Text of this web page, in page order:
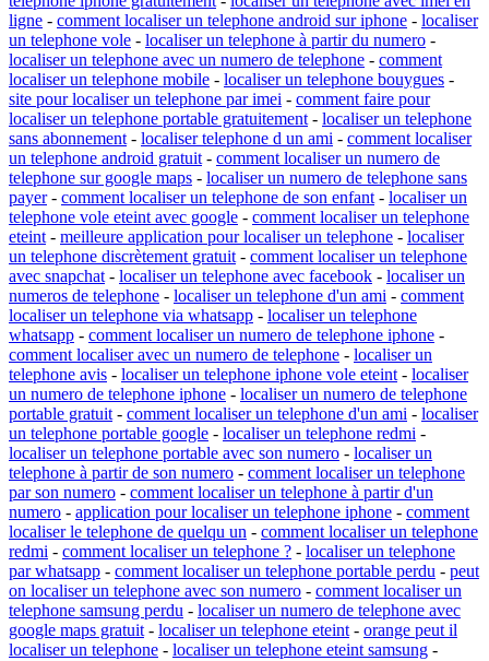
ligne - comment localiser un telephone android sur iphone - localiser
un telephone vole - localiser un telephone à partir du numero -
localiser un telephone avec un numero de telephone - comment
localiser un telephone mobile - localiser un telephone bouygues -
site pour localiser un telephone par imei - comment faire pour
localiser un telephone portable gratuitement - localiser un telephone
sans abonnement - localiser telephone d un ami - comment localiser
un telephone android gratuit - comment localiser un numero de
telephone sur google maps - localiser un numero de telephone sans
payer- comment localiser un telephone de son enfant - localiser un
telephone vole eteint avec google - comment localiser un telephone
eteint - meilleure application pour localiser un telephone - localiser
un telephone discrètement gratuit - comment localiser un telephone
avec snapchat - localiser un telephone avec facebook - localiser un
numeros de telephone - localiser un telephone d'un ami - comment
localiser un telephone via whatsapp - localiser un telephone
whatsapp - comment localiser un numero de telephone iphone -
comment localiser avec un numero de telephone - localiser un
telephone avis - localiser un telephone iphone vole eteint - localiser
un numero de telephone iphone - localiser un numero de telephone
portable gratuit - comment localiser un telephone d'un ami - localiser
un telephone portable google - localiser un telephone redmi -
localiser un telephone portable avec son numero - localiser un
telephone à partir de son numero - comment localiser un telephone
par son numero - comment localiser un telephone à partir d'un
numero - application pour localiser un telephone iphone - comment
localiser le telephone de quelqu un - comment localiser un telephone
redmi - comment localiser un telephone ? - localiser un telephone
par whatsapp - comment localiser un telephone portable perdu - peut
on localiser un telephone avec son numero - comment localiser un
telephone samsung perdu - localiser un numero de telephone avec
google maps gratuit - localiser un telephone eteint - orange peut il
localiser un telephone - localiser un telephone eteint samsung -